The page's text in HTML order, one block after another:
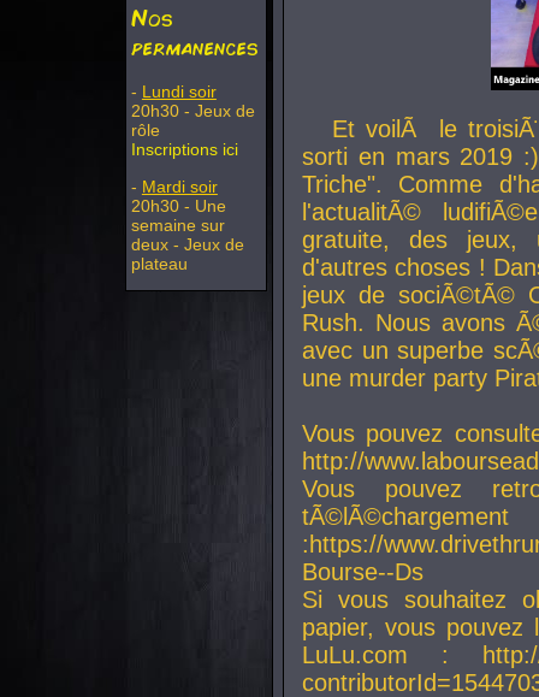
Nos
permanences
- Lundi soir
20h30 - Jeux de
rôle
Inscriptions ici
- Mardi soir
20h30 - Une
semaine sur
deux - Jeux de
plateau
Et voilÃ le
sorti en mars 2019
Triche". Comme
l'actualitÃ©
gratuite, des jeux,
d'autres choses !
jeux de sociÃ©tÃ©
Rush. Nous avons
avec un superbe
une murder party
Vous pouvez
http://
Vous pouvez
:https://
Bourse--Ds
Si vous souhaitez
papier, vous
LuLu.com : http://